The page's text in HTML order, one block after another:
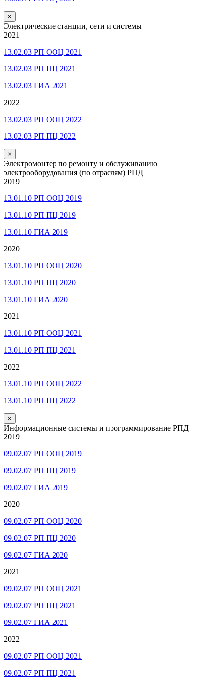
×
Электрические станции, сети и системы
2021
13.02.03 РП ООЦ 2021
13.02.03 РП ПЦ 2021
13.02.03 ГИА 2021
2022
13.02.03 РП ООЦ 2022
13.02.03 РП ПЦ 2022
×
Электромонтер по ремонту и обслуживанию
электрооборудования (по отраслям) РПД
2019
13.01.10 РП ООЦ 2019
13.01.10 РП ПЦ 2019
13.01.10 ГИА 2019
2020
13.01.10 РП ООЦ 2020
13.01.10 РП ПЦ 2020
13.01.10 ГИА 2020
2021
13.01.10 РП ООЦ 2021
13.01.10 РП ПЦ 2021
2022
13.01.10 РП ООЦ 2022
13.01.10 РП ПЦ 2022
×
Информационные системы и программирование РПД
2019
09.02.07 РП ООЦ 2019
09.02.07 РП ПЦ 2019
09.02.07 ГИА 2019
2020
09.02.07 РП ООЦ 2020
09.02.07 РП ПЦ 2020
09.02.07 ГИА 2020
2021
09.02.07 РП ООЦ 2021
09.02.07 РП ПЦ 2021
09.02.07 ГИА 2021
2022
09.02.07 РП ООЦ 2021
09.02.07 РП ПЦ 2021